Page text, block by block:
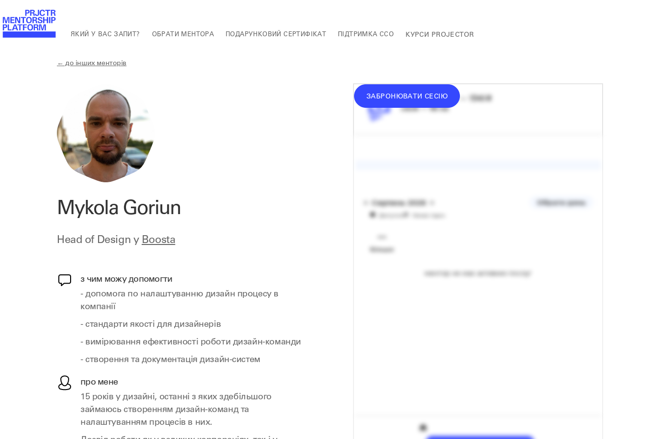
ЯКИЙ У ВАС ЗАПИТ? ОБРАТИ МЕНТОРА ПОДАРУНКОВИЙ СЕРТИФІКАТ ПІДТРИМКА ССО КУРСИ PROJECTOR
← до інших менторів
Mykola Goriun
Head of Design у Boosta
з чим можу допомогти
- допомога по налаштуванню дизайн процесу в
компанії
- стандарти якості для дизайнерів
- вимірювання ефективності роботи дизайн-команди
- створення та документація дизайн-систем
про мене
15 років у дизайні, останні з яких здебільшого
займаюсь створенням дизайн-команд та
налаштуванням процесів в них.
ЗАБРОНЮВАТИ СЕСІЮ
середній донат — 1340 ₴
сесія — 60 хв